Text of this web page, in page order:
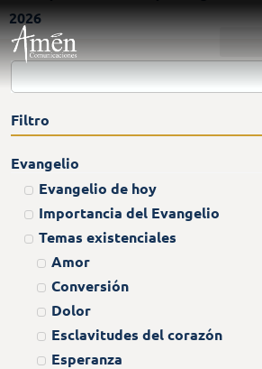
2026
Filtro
Evangelio
Evangelio de hoy
Importancia del Evangelio
Temas existenciales
Amor
Conversión
Dolor
Esclavitudes del corazón
Esperanza